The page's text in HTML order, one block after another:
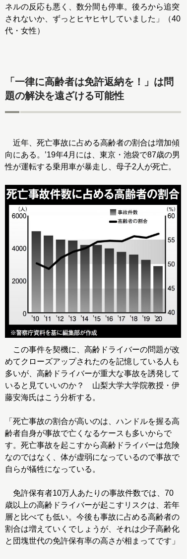
ネルの反応も悪く、数分間も停車。後ろから追突
されないか、ずっとヒヤヒヤしていました」（40
代・女性）
「一律に高齢者は免許返納を！」は問
題の解決を遠ざける可能性
近年、死亡事故に占める高齢者の割合は増加傾
向にある。’19年4月には、東京・池袋で87歳の男
性が運転する乗用車が暴走し、母子2人が死亡。
この事件を契機に、高齢ドライバーの問題が改
めてクローズアップされたのを記憶している人も
多いが、高齢ドライバーが重大な事故を誘発して
いると見ていいのか？ 山梨大学大学院教授・伊
藤安海氏はこう分析する。
「死亡事故の割合が高いのは、ハンドルを握る高
齢者自身が事故で亡くなるケースも多いからで
す。死亡事故を起こすから高齢ドライバーは危険
なのではなく、体が虚弱になっているので事故で
自らが犠牲になっている。
免許保有者10万人あたりの事故件数では、70
歳以上の高齢ドライバーが起こすリスクは、若年
層と比べても低い。今後も事故に占める高齢者の
割合は増えていくでしょうが、それは少子高齢化
と団塊世代の免許保有率の高さが相まってです」